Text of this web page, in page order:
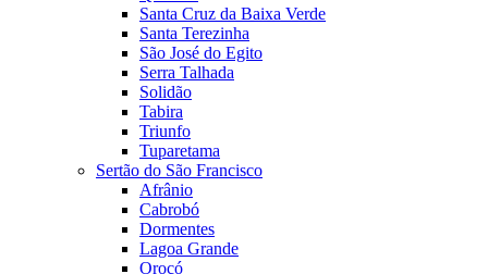
Santa Cruz da Baixa Verde
Santa Terezinha
São José do Egito
Serra Talhada
Solidão
Tabira
Triunfo
Tuparetama
Sertão do São Francisco
Afrânio
Cabrobó
Dormentes
Lagoa Grande
Orocó